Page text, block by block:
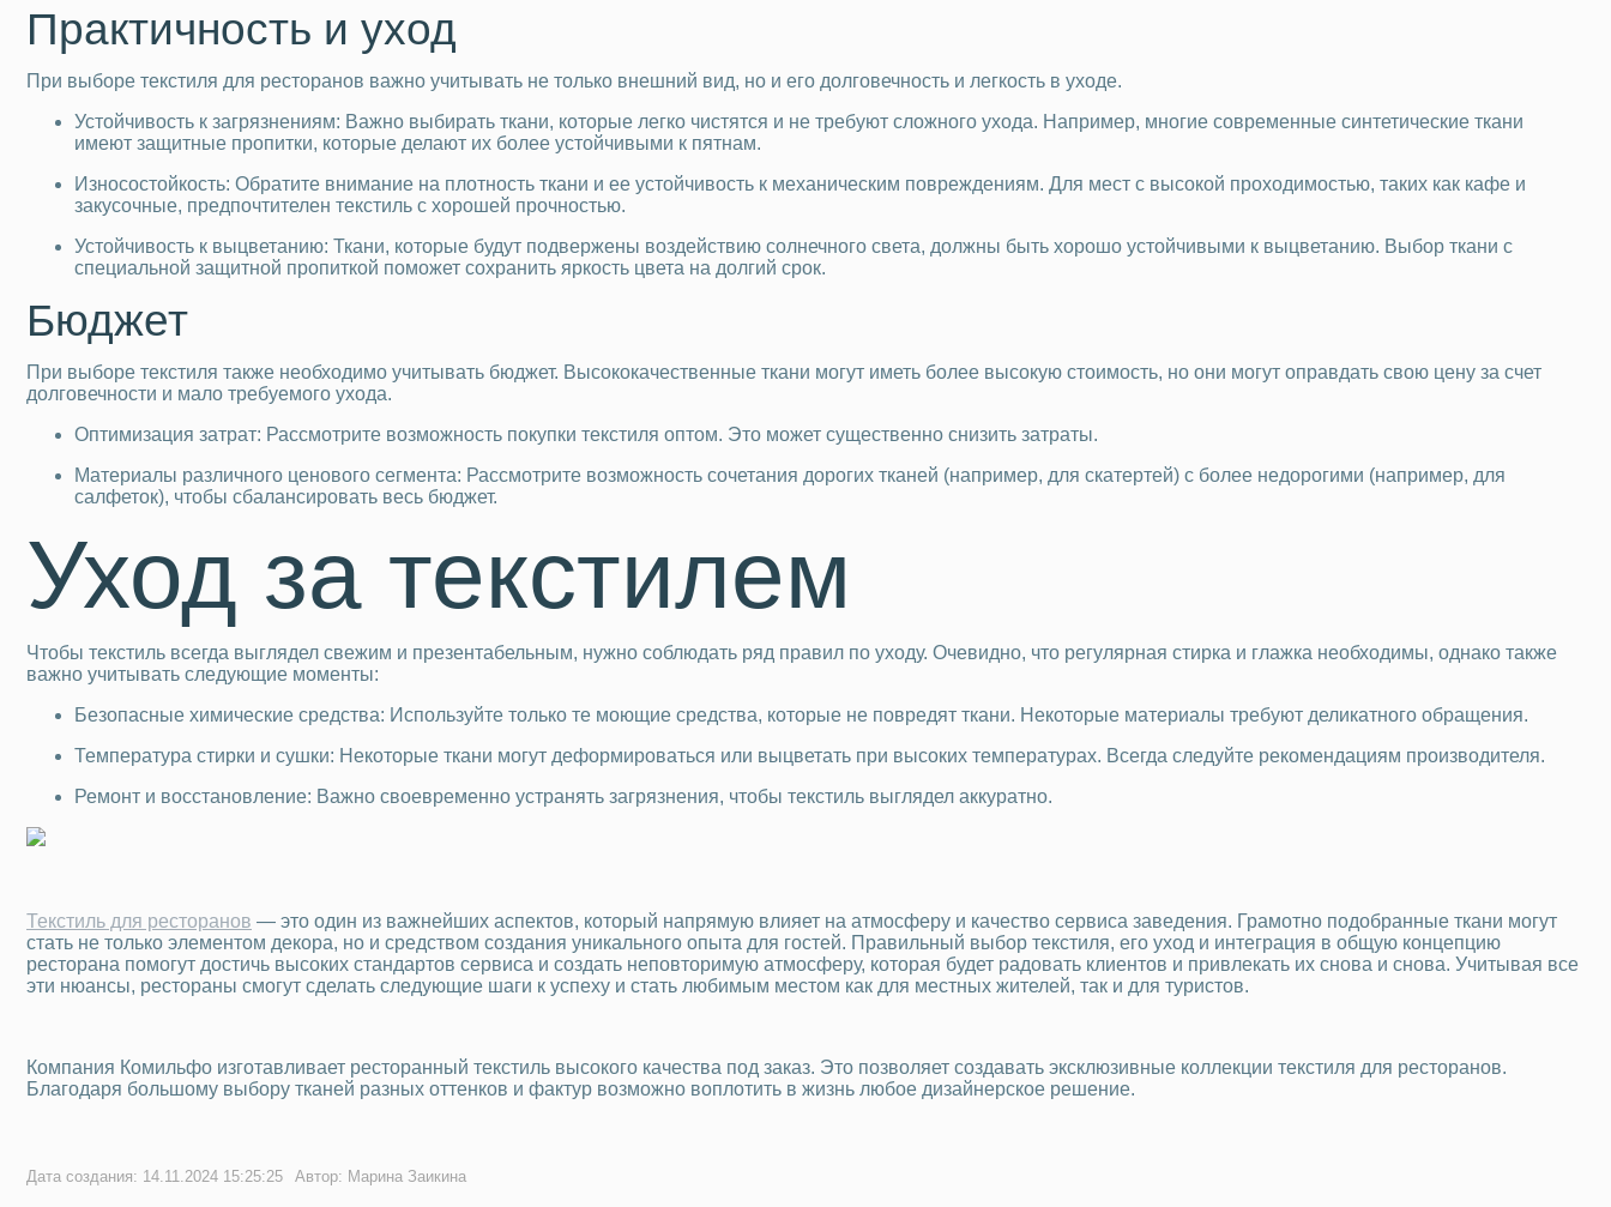
Практичность и уход
При выборе текстиля для ресторанов важно учитывать не только внешний вид, но и его долговечность и легкость в уходе.
Устойчивость к загрязнениям: Важно выбирать ткани, которые легко чистятся и не требуют сложного ухода. Например, многие современные синтетические ткани
имеют защитные пропитки, которые делают их более устойчивыми к пятнам.
Износостойкость: Обратите внимание на плотность ткани и ее устойчивость к механическим повреждениям. Для мест с высокой проходимостью, таких как кафе и
закусочные, предпочтителен текстиль с хорошей прочностью.
Устойчивость к выцветанию: Ткани, которые будут подвержены воздействию солнечного света, должны быть хорошо устойчивыми к выцветанию. Выбор ткани с
специальной защитной пропиткой поможет сохранить яркость цвета на долгий срок.
Бюджет
При выборе текстиля также необходимо учитывать бюджет. Высококачественные ткани могут иметь более высокую стоимость, но они могут оправдать свою цену за счет
долговечности и мало требуемого ухода.
Оптимизация затрат: Рассмотрите возможность покупки текстиля оптом. Это может существенно снизить затраты.
Материалы различного ценового сегмента: Рассмотрите возможность сочетания дорогих тканей (например, для скатертей) с более недорогими (например, для
салфеток), чтобы сбалансировать весь бюджет.
Уход за текстилем
Чтобы текстиль всегда выглядел свежим и презентабельным, нужно соблюдать ряд правил по уходу. Очевидно, что регулярная стирка и глажка необходимы, однако также
важно учитывать следующие моменты:
Безопасные химические средства: Используйте только те моющие средства, которые не повредят ткани. Некоторые материалы требуют деликатного обращения.
Температура стирки и сушки: Некоторые ткани могут деформироваться или выцветать при высоких температурах. Всегда следуйте рекомендациям производителя.
Ремонт и восстановление: Важно своевременно устранять загрязнения, чтобы текстиль выглядел аккуратно.
Текстиль для ресторанов — это один из важнейших аспектов, который напрямую влияет на атмосферу и качество сервиса заведения. Грамотно подобранные ткани могут
стать не только элементом декора, но и средством создания уникального опыта для гостей. Правильный выбор текстиля, его уход и интеграция в общую концепцию
ресторана помогут достичь высоких стандартов сервиса и создать неповторимую атмосферу, которая будет радовать клиентов и привлекать их снова и снова. Учитывая все
эти нюансы, рестораны смогут сделать следующие шаги к успеху и стать любимым местом как для местных жителей, так и для туристов.
Компания Комильфо изготавливает ресторанный текстиль высокого качества под заказ. Это позволяет создавать эксклюзивные коллекции текстиля для ресторанов.
Благодаря большому выбору тканей разных оттенков и фактур возможно воплотить в жизнь любое дизайнерское решение.
Дата создания: 14.11.2024 15:25:25 Автор: Марина Заикина